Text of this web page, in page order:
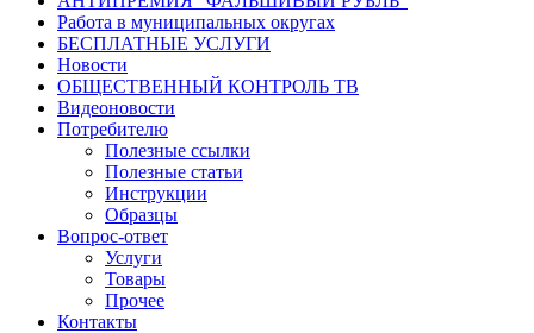
Работа в муниципальных округах
БЕСПЛАТНЫЕ УСЛУГИ
Новости
ОБЩЕСТВЕННЫЙ КОНТРОЛЬ ТВ
Видеоновости
Потребителю
Полезные ссылки
Полезные статьи
Инструкции
Образцы
Вопрос-ответ
Услуги
Товары
Прочее
Контакты